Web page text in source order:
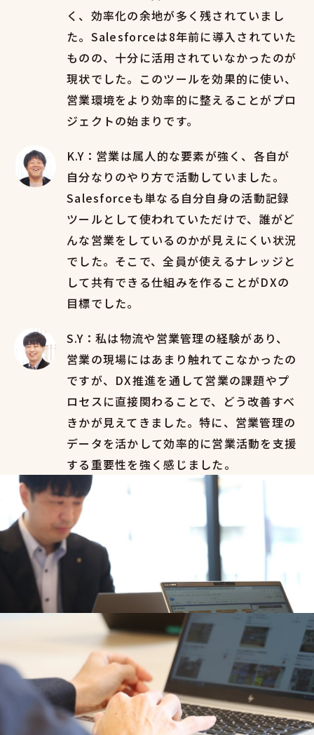
く、効率化の余地が多く残されていまし
た。Salesforceは8年前に導入されていた
ものの、十分に活用されていなかったのが
現状でした。このツールを効果的に使い、
営業環境をより効率的に整えることがプロ
ジェクトの始まりです。
K.Y：営業は属人的な要素が強く、各自が
自分なりのやり方で活動していました。
Salesforceも単なる自分自身の活動記録
ツールとして使われていただけで、誰がど
んな営業をしているのかが見えにくい状況
でした。そこで、全員が使えるナレッジと
して共有できる仕組みを作ることがDXの
目標でした。
S.Y：私は物流や営業管理の経験があり、
営業の現場にはあまり触れてこなかったの
ですが、DX推進を通して営業の課題やプ
ロセスに直接関わることで、どう改善すべ
きかが見えてきました。特に、営業管理の
データを活かして効率的に営業活動を支援
する重要性を強く感じました。